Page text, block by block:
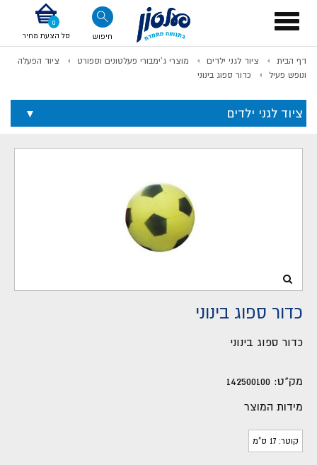
Toggle
navigation
חיפוש סל הצעת מחיר
דף הבית ציוד לגני ילדים מוצרי ג'ימבורי פעלטונים וספורט
ציוד הפעלה
ונופש פעיל
כדור ספוג בינוני
ציוד לגני ילדים
כדור ספוג בינוני
כדור ספוג בינוני
מק"ט: 142500100
מידות המוצר
קוטר: 17 ס"מ